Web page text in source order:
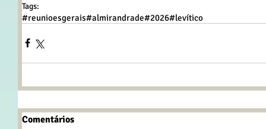
Tags:
#reunioesgerais#almirandrade#2026#levítico
Comentários